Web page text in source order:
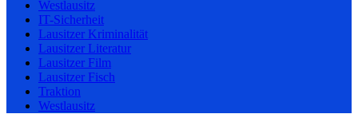
Westlausitz
IT-Sicherheit
Lausitzer Kriminalität
Lausitzer Literatur
Lausitzer Film
Lausitzer Fisch
Traktion
Westlausitz